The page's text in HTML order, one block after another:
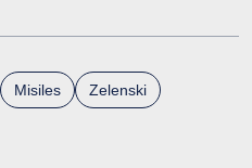
Misiles Zelenski